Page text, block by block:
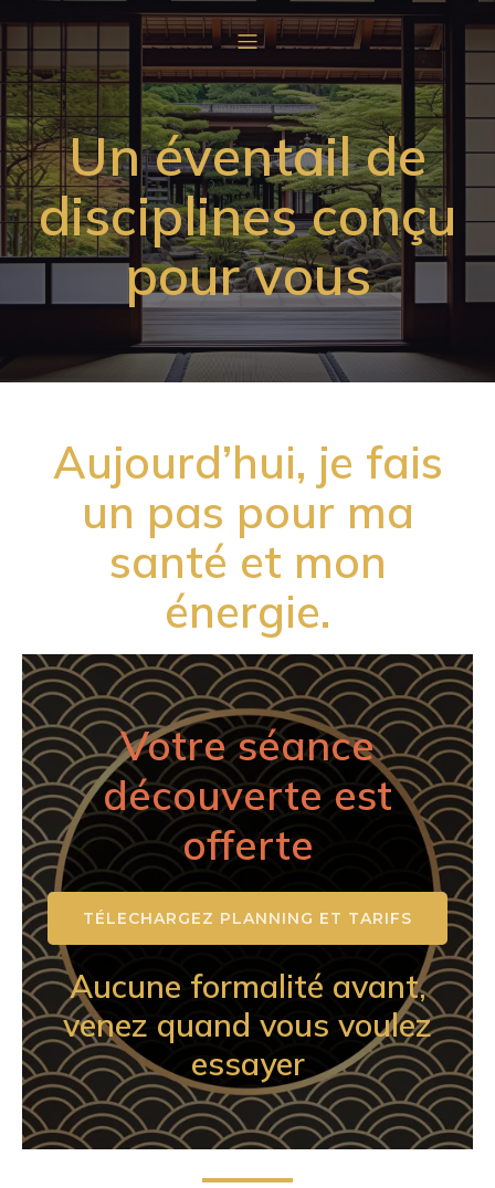
Un éventail de
disciplines conçu
pour vous
Aujourd’hui, je fais
un pas pour ma
santé et mon
énergie.
Votre séance
découverte est
offerte
TÉLECHARGEZ PLANNING ET TARIFS
Aucune formalité avant,
venez quand vous voulez
essayer